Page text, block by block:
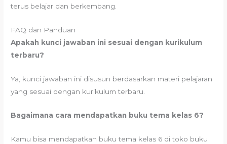
terus belajar dan berkembang.
FAQ dan Panduan
Apakah kunci jawaban ini sesuai dengan kurikulum
terbaru?
Ya, kunci jawaban ini disusun berdasarkan materi pelajaran
yang sesuai dengan kurikulum terbaru.
Bagaimana cara mendapatkan buku tema kelas 6?
Kamu bisa mendapatkan buku tema kelas 6 di toko buku